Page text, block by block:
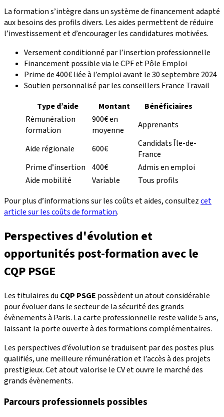
La formation s’intègre dans un système de financement adapté
aux besoins des profils divers. Les aides permettent de réduire
l’investissement et d’encourager les candidatures motivées.
Versement conditionné par l’insertion professionnelle
Financement possible via le CPF et Pôle Emploi
Prime de 400€ liée à l’emploi avant le 30 septembre 2024
Soutien personnalisé par les conseillers France Travail
Type d’aide
Montant
Bénéficiaires
Rémunération
formation
900€ en
moyenne
Apprenants
Aide régionale 600€
Candidats Île-de-
France
Prime d’insertion
400€
Admis en emploi
Aide mobilité
Variable
Tous profils
Pour plus d’informations sur les coûts et aides, consultezcet
article sur les coûts de formation.
Perspectives d'évolution et
opportunités post-formation avec le
CQP PSGE
Les titulaires du CQP PSGE possèdent un atout considérable
pour évoluer dans le secteur de la sécurité des grands
évènements à Paris. La carte professionnelle reste valide 5 ans,
laissant la porte ouverte à des formations complémentaires.
Les perspectives d’évolution se traduisent par des postes plus
qualifiés, une meilleure rémunération et l’accès à des projets
prestigieux. Cet atout valorise le CV et ouvre le marché des
grands évènements.
Parcours professionnels possibles